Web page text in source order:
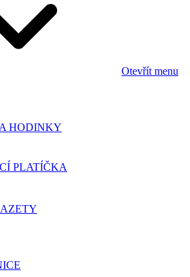
Otevřít menu
HODINKY
PLATÍČKA